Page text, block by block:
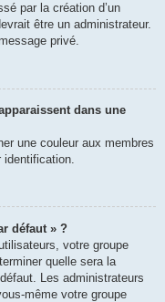
par la création d’un
être un administrateur.
privé.
dans une
une couleur aux membres
identification.
défaut » ?
votre groupe
quelle sera la
Les administrateurs
même votre groupe